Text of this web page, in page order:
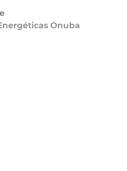
Onuba